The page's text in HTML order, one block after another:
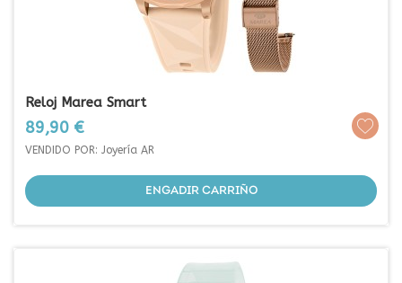
Reloj Marea Smart
Prezo
89,90 €
VENDIDO POR: Joyería AR
ENGADIR CARRIÑO